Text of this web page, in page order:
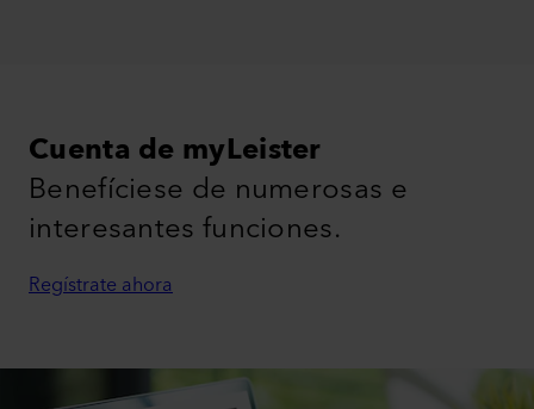
Cuenta de myLeister
Benefíciese de numerosas e
interesantes funciones.
Regístrate ahora